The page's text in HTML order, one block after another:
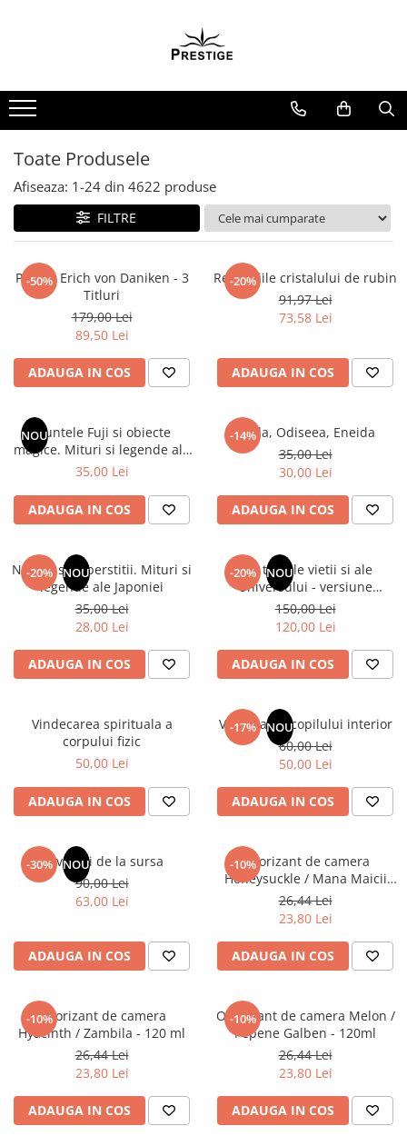
Noutati
Promotii
Spiritualitate - Ezoterism
AngelConnection
Arte Divinatorii
Chiromantie
Dezvoltare Spirituala
KidConnection
Minte Corp
New Illuminati Files
Numerologie
Paranormal
Parapsihologie
Ramtha
Audiobook
ReConnect
Religie
Crestinism
ScienceConnection
SelfConnect
Vindecare Spirituala
Sanatate
Gastronomik
MedConnect
Medicina & Farmacie
Medicina Pentru Toti
SealfHealing
Sport
Terapii Alternative
AudioBook
Beletristica
Biografii, Memorii, Jurnale
Carti erotice
Toate Produsele
Afiseaza: 1-24 din 4622 produse
FILTRE
-50%
Pachet Erich von Daniken - 3
Titluri
179,00 Lei
89,50 Lei
ADAUGA IN COS
-20%
Revelatiile cristalului de rubin
91,97 Lei
73,58 Lei
ADAUGA IN COS
NOUMuntele Fuji si obiecte
magice. Mituri si legende ale
Japoniei
35,00 Lei
ADAUGA IN COS
-14%
Iliada, Odiseea, Eneida
35,00 Lei
30,00 Lei
ADAUGA IN COS
-20% NOU
Natura si superstitii. Mituri si
legende ale Japoniei
35,00 Lei
28,00 Lei
ADAUGA IN COS
-20% NOU
Din tainele vietii si ale
Universului - versiune
originala din 1939. Volumele I-
III. Cutie de colectie -Scarlat
Demetrescu
150,00 Lei
120,00 Lei
ADAUGA IN COS
Vindecarea spirituala a
corpului fizic
50,00 Lei
ADAUGA IN COS
-17% NOU
Vindecarea copilului interior
60,00 Lei
50,00 Lei
ADAUGA IN COS
-30% NOU
Revelatii de la sursa
90,00 Lei
63,00 Lei
ADAUGA IN COS
-10%
Odorizant de camera
Honeysuckle / Mana Maicii
Domnului - 120 ml
26,44 Lei
23,80 Lei
ADAUGA IN COS
-10%
Odorizant de camera
Hyacinth / Zambila - 120 ml
26,44 Lei
23,80 Lei
ADAUGA IN COS
-10%
Odorizant de camera Melon /
Pepene Galben - 120ml
26,44 Lei
23,80 Lei
ADAUGA IN COS